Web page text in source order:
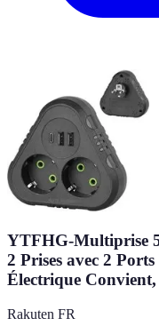
YTFHG-Multiprise
2 Prises avec 2
Électrique
Rakuten FR